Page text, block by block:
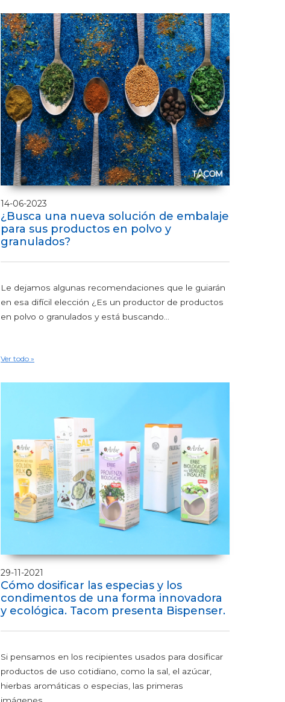
14-06-2023
¿Busca una nueva solución de embalaje
para sus productos en polvo y
granulados?
Le dejamos algunas recomendaciones que le guiarán
en esa difícil elección ¿Es un productor de productos
en polvo o granulados y está buscando...
Ver todo »
29-11-2021
Cómo dosificar las especias y los
condimentos de una forma innovadora
y ecológica. Tacom presenta Bispenser.
Si pensamos en los recipientes usados para dosificar
productos de uso cotidiano, como la sal, el azúcar,
hierbas aromáticas o especias, las primeras